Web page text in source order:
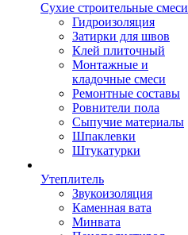
Сухие строительные смеси
Гидроизоляция
Затирки для швов
Клей плиточный
Монтажные и
кладочные смеси
Ремонтные составы
Ровнители пола
Сыпучие материалы
Шпаклевки
Штукатурки
Утеплитель
Звукоизоляция
Каменная вата
Минвата